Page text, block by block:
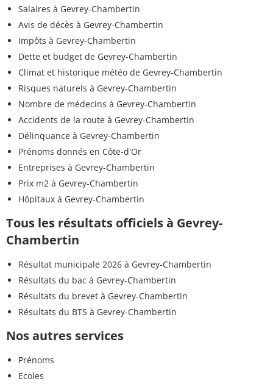
Salaires à Gevrey-Chambertin
Avis de décès à Gevrey-Chambertin
Impôts à Gevrey-Chambertin
Dette et budget de Gevrey-Chambertin
Climat et historique météo de Gevrey-Chambertin
Risques naturels à Gevrey-Chambertin
Nombre de médecins à Gevrey-Chambertin
Accidents de la route à Gevrey-Chambertin
Délinquance à Gevrey-Chambertin
Prénoms donnés en Côte-d'Or
Entreprises à Gevrey-Chambertin
Prix m2 à Gevrey-Chambertin
Hôpitaux à Gevrey-Chambertin
Tous les résultats officiels à Gevrey-
Chambertin
Résultat municipale 2026 à Gevrey-Chambertin
Résultats du bac à Gevrey-Chambertin
Résultats du brevet à Gevrey-Chambertin
Résultats du BTS à Gevrey-Chambertin
Nos autres services
Prénoms
Ecoles